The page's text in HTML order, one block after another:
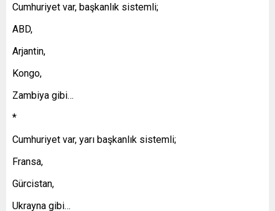
Cumhuriyet var, başkanlık sistemli;
ABD,
Arjantin,
Kongo,
Zambiya gibi…
*
Cumhuriyet var, yarı başkanlık sistemli;
Fransa,
Gürcistan,
Ukrayna gibi…